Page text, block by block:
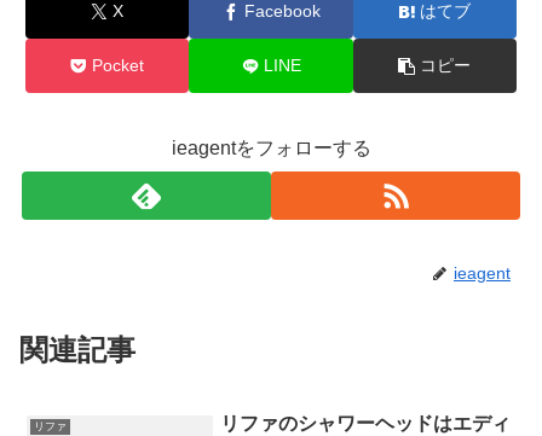
X Facebook はてブ
Pocket LINE コピー
ieagentをフォローする
ieagent
関連記事
リファ
リファのシャワーヘッドはエディ